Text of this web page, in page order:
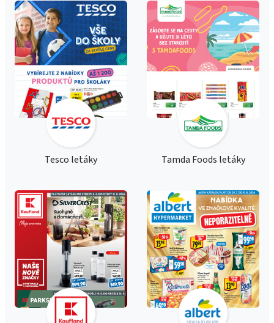
Tesco letáky Tamda Foods letáky